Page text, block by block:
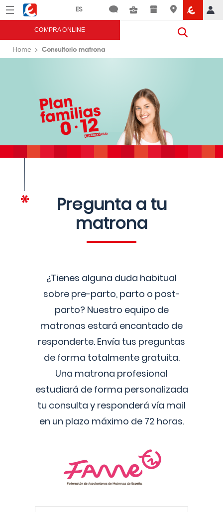
Menú Eroski
COMPRA ONLINE
Home Consultorio matrona
Pregunta a tu
matrona
¿Tienes alguna duda habitual
sobre pre-parto, parto o post-
parto? Nuestro equipo de
matronas estará encantado de
responderte. Envía tus preguntas
de forma totalmente gratuita.
Una matrona profesional
estudiará de forma personalizada
tu consulta y responderá vía mail
en un plazo máximo de 72 horas.